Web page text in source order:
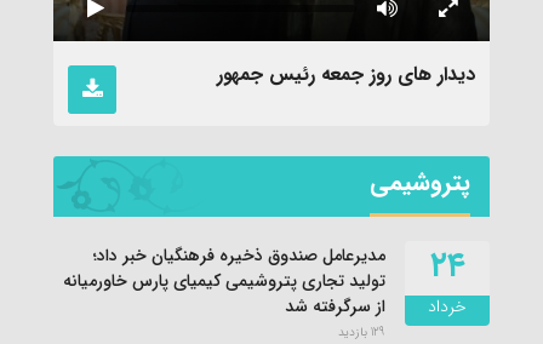
دیدار های روز جمعه رئیس جمهور
پتروشیمی
۲۴
خرداد
مدیرعامل صندوق ذخیره فرهنگیان خبر داد؛
تولید تجاری پتروشیمی کیمیای پارس خاورمیانه
از سرگرفته شد
129 بازدید